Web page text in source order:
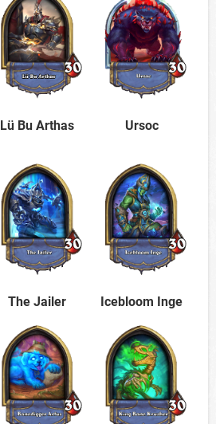
Lü Bu Arthas Ursoc
The Jailer Icebloom Inge